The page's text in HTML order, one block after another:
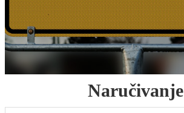
Naručivanje